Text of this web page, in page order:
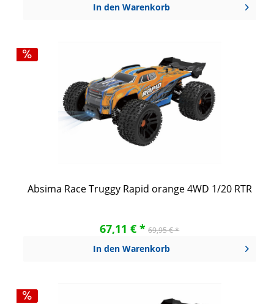
In den Warenkorb
Absima Race Truggy Rapid orange 4WD 1/20 RTR
67,11 € * 69,95 € *
In den Warenkorb